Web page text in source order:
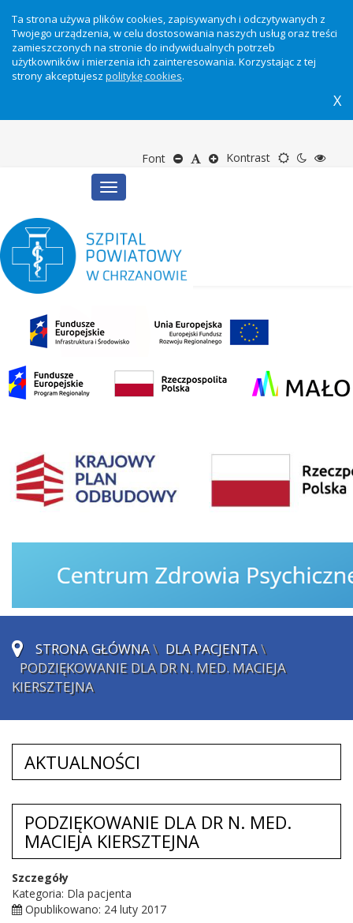
Ta strona używa plików cookies, zapisywanych i odczytywanych z
Twojego urządzenia, w celu dostosowania naszych usług oraz treści
zamieszczonych na stronie do indywidualnych potrzeb
użytkowników i mierzenia ich zainteresowania. Korzystając z tej
strony akceptujesz politykę cookies.
X
Kontrast Motyw
TrybTryb
Font ZmniejszDomyślny
Zwiększ
Toggle
navigation
STRONA GŁÓWNA\ DLA PACJENTA\
PODZIĘKOWANIE DLA DR N. MED. MACIEJA
KIERSZTEJNA
AKTUALNOŚCI
PODZIĘKOWANIE DLA DR N. MED.
MACIEJA KIERSZTEJNA
Szczegóły
Kategoria: Dla pacjenta
Opublikowano: 24 luty 2017